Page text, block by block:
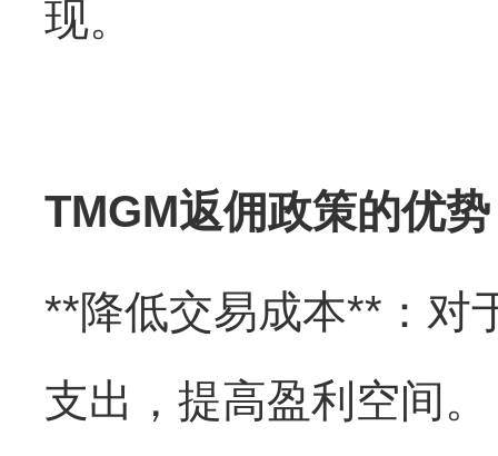
现。
TMGM返佣政策的优势
**降低交易成本**：对
支出，提高盈利空间。